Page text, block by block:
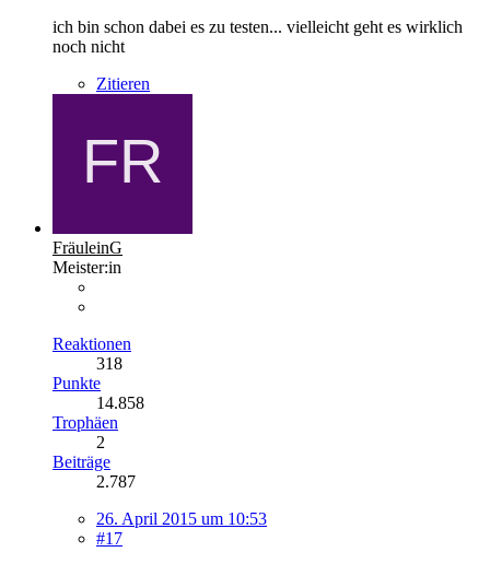
ich bin schon dabei es zu testen... vielleicht geht es wirklich
noch nicht
Zitieren
FräuleinG
Meister:in
Reaktionen
318
Punkte
14.858
Trophäen
2
Beiträge
2.787
26. April 2015 um 10:53
#17